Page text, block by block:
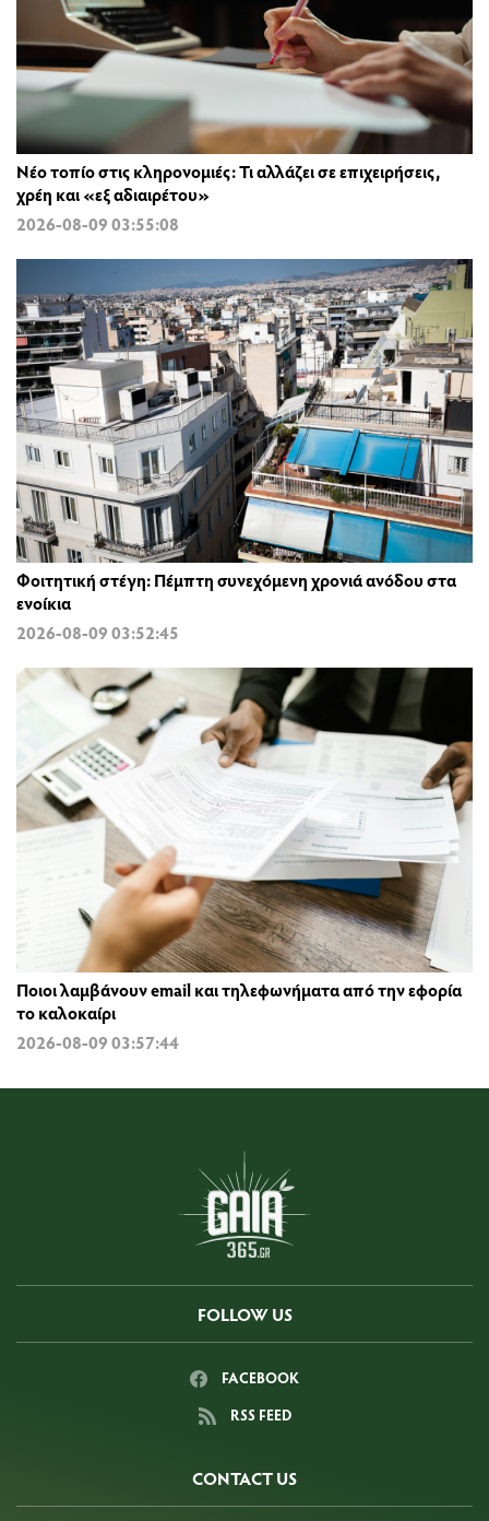
Νέο τοπίο στις κληρονομιές: Τι αλλάζει σε επιχειρήσεις,
χρέη και «εξ αδιαιρέτου»
2026-08-09 03:55:08
Φοιτητική στέγη: Πέμπτη συνεχόμενη χρονιά ανόδου στα
ενοίκια
2026-08-09 03:52:45
Ποιοι λαμβάνουν email και τηλεφωνήματα από την εφορία
το καλοκαίρι
2026-08-09 03:57:44
FOLLOW US
FACEBOOK
RSS FEED
CONTACT US